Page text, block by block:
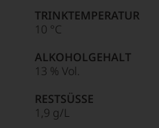
TRINKTEMPERATUR
10 °C
ALKOHOLGEHALT
13 % Vol.
RESTSÜSSE
1,9 g/L